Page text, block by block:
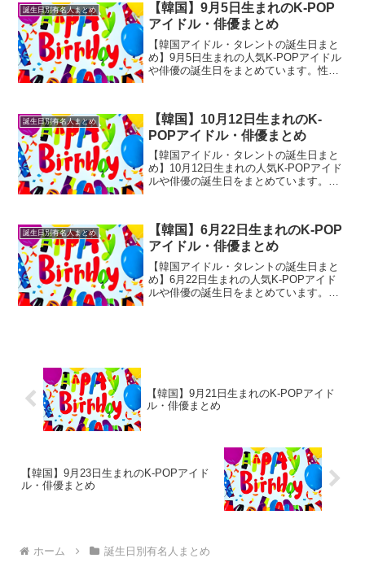
誕生日別有名人まとめ
【韓国】9月5日生まれのK-POP
アイドル・俳優まとめ
【韓国アイドル・タレントの誕生日まと
め】9月5日生まれの人気K-POPアイドル
や俳優の誕生日をまとめています。性格
誕生日別有名人まとめ
【韓国】10月12日生まれのK-
POPアイドル・俳優まとめ
【韓国アイドル・タレントの誕生日まと
め】10月12日生まれの人気K-POPアイド
ルや俳優の誕生日をまとめています。性
誕生日別有名人まとめ
【韓国】6月22日生まれのK-POP
アイドル・俳優まとめ
【韓国アイドル・タレントの誕生日まと
め】6月22日生まれの人気K-POPアイド
ルや俳優の誕生日をまとめています。性
【韓国】9月21日生まれのK-POPアイド
ル・俳優まとめ
【韓国】9月23日生まれのK-POPアイド
ル・俳優まとめ
ホーム 誕生日別有名人まとめ